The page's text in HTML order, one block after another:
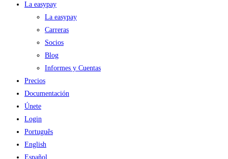
La easypay
La easypay
Carreras
Socios
Blog
Informes y Cuentas
Precios
Documentación
Únete
Login
Português
English
Español